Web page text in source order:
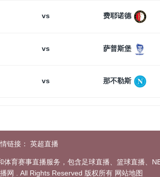
vs 费耶诺德
vs 萨普斯堡
vs 那不勒斯
链接： 英超直播
育赛事直播服务，包含足球直播、篮球直播、
网 . All Rights Reserved 版权所有 网站地图